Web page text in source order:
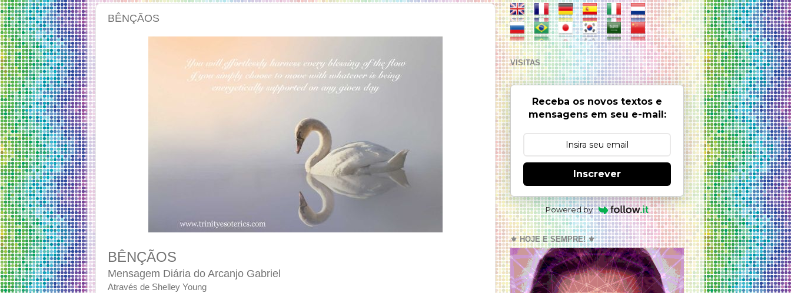
BÊNÇÃOS
BÊNÇÃOS
Mensagem Diária do Arcanjo Gabriel
Através de Shelley Young
VISITAS
Receba os novos textos e
mensagens em seu e-mail:
Inscrever
Powered by
⚜️ HOJE E SEMPRE! ⚜️